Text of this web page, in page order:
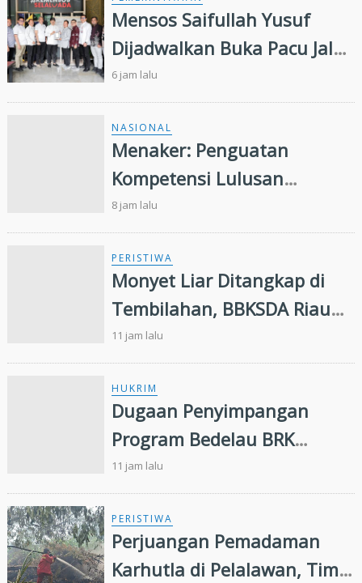
Mensos Saifullah Yusuf
Dijadwalkan Buka Pacu Jalur
2026 dan Resmikan Sekolah
Rakyat di Kuansing
6 jam lalu
NASIONAL
Menaker: Penguatan
Kompetensi Lulusan
Perguruan Tinggi Penting
untuk Menjawab Kebutuhan
Dunia Kerja
8 jam lalu
PERISTIWA
Monyet Liar Ditangkap di
Tembilahan, BBKSDA Riau
Lakukan Identifikasi
11 jam lalu
HUKRIM
Dugaan Penyimpangan
Program Bedelau BRK
Syariah, LSM Minta Kejati
Riau Periksa Direksi
11 jam lalu
PERISTIWA
Perjuangan Pemadaman
Karhutla di Pelalawan, Tim